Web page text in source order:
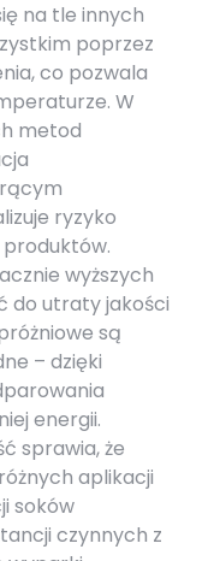
na tle innych
poprzez
co pozwala
W
metod
ryzyko
wyższych
do utraty jakości
są
– dzięki
energii.
sprawia, że
aplikacji
soków
czynnych z